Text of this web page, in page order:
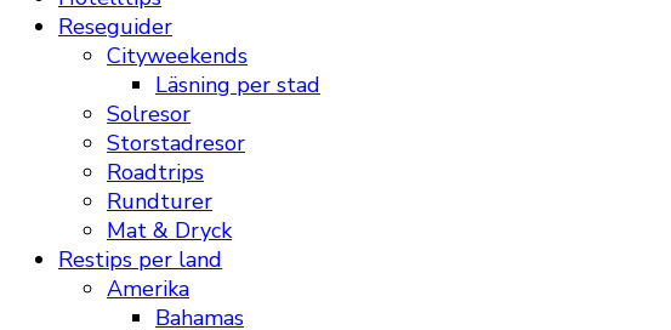
Reseguider
Cityweekends
Läsning per stad
Solresor
Storstadresor
Roadtrips
Rundturer
Mat & Dryck
Restips per land
Amerika
Bahamas